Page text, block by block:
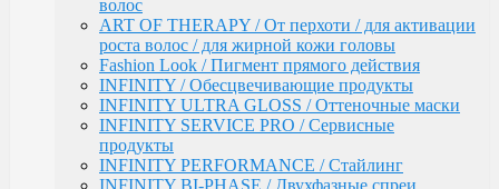
Fresh Up / Оттеночный бальзам обогащенный
коллагеном
ANTI-YELLOW / Оттеночные средства для
нейтрализации желтизны
PRO CURLS / Уход за вьющимися волосами
PROFY TOUCH / Уход за волосами
GLOSS EXPERT / Средства для блеска волос
BLOND TOUCH / Средства для осветления волос
ART TOUCH / Стайлинг
волос
ART OF THERAPY / От перхоти / для активации
роста волос / для жирной кожи головы
Fashion Look / Пигмент прямого действия
INFINITY / Обесцвечивающие продукты
INFINITY ULTRA GLOSS / Оттеночные маски
INFINITY SERVICE PRO / Сервисные
продукты
INFINITY PERFORMANCE / Стайлинг
INFINITY BI-PHASE / Двухфазные спреи